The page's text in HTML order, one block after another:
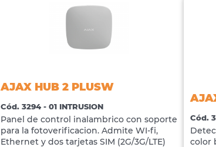
AJAX HUB 2 PLUSW
Cód. 3294 - 01 INTRUSION
Panel de control inalambrico con soporte
para la fotoverificacion. Admite WI-fi,
Ethernet y dos tarjetas SIM (2G/3G/LTE)
Cód.
color